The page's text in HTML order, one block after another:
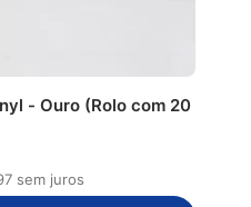
- Ouro (Rolo com 20
sem juros